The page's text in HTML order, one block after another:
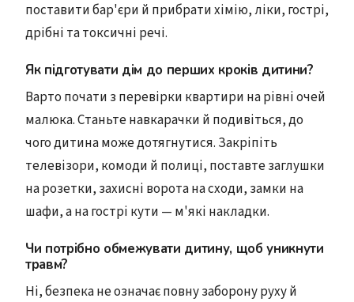
поставити бар'єри й прибрати хімію, ліки, гострі,
дрібні та токсичні речі.
Як підготувати дім до перших кроків дитини?
Варто почати з перевірки квартири на рівні очей
малюка. Станьте навкарачки й подивіться, до
чого дитина може дотягнутися. Закріпіть
телевізори, комоди й полиці, поставте заглушки
на розетки, захисні ворота на сходи, замки на
шафи, а на гострі кути — м'які накладки.
Чи потрібно обмежувати дитину, щоб уникнути
травм?
Ні, безпека не означає повну заборону руху й